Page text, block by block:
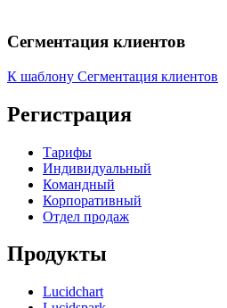
Сегментация клиентов
К шаблону Сегментация клиентов
Регистрация
Тарифы
Индивидуальный
Командный
Корпоративный
Отдел продаж
Продукты
Lucidchart